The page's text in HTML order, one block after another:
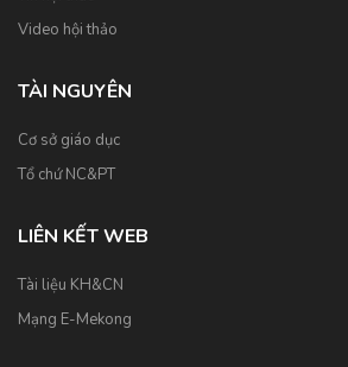
Video hội thảo
TÀI NGUYÊN
Cơ sở giáo dục
Tổ chứ NC&PT
LIÊN KẾT WEB
Tài liệu KH&CN
Mạng E-Mekong